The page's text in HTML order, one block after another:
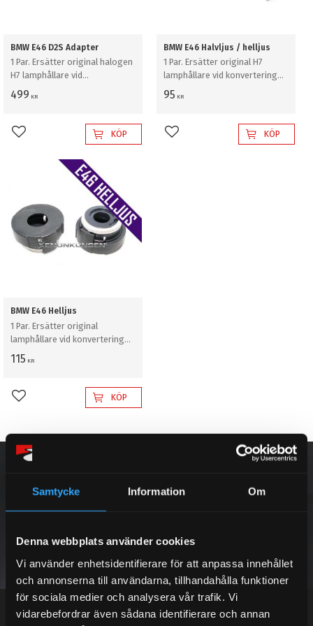
Samtycke Information Om
Denna webbplats använder cookies
Vi använder enhetsidentifierare för att anpassa innehållet
och annonserna till användarna, tillhandahålla funktioner
för sociala medier och analysera vår trafik. Vi
vidarebefordrar även sådana identifierare och annan
BMW E46 D2S Adapter
1 Par. Ersätter original halogen
H7 lamphållare vid
konvertering till och bruk av
D2S xenonlampor i BMW E46
499 KR
Lägg till i favoriterKÖP
BMW E46 Halvljus / helljus
1 Par. Ersätter original H7
lamphållare vid konvertering
till H7 xenonlampor i BMW E46
halvljus eller helljus.
95 KR
Lägg till i favoriterKÖP
BMW E46 Helljus
1 Par. Ersätter original
lamphållare vid konvertering
till xenonljus i BMW E46 helljus.
115 KR
Lägg till i favoriterKÖP
PRENUMERERA
Dina personuppgifter behandlas i enlighet med vårintegritetspolicy.